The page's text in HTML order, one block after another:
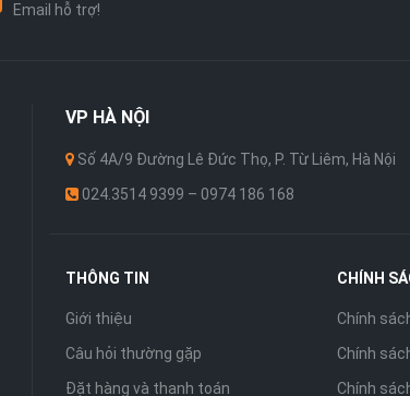
Email hỗ trợ!
VP HÀ NỘI
Số 4A/9 Đường Lê Đức Thọ, P. Từ Liêm, Hà Nội
024.3514 9399 – 0974 186 168
THÔNG TIN
Giới thiệu
Câu hỏi thường gặp
Đặt hàng và thanh toán
CHÍNH
Chính
Chính
Chính